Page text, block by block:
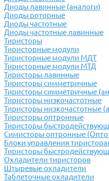
Диоды лавинные (аналоги)
Диоды роторные
Диоды частотные
Диоды частотные лавинные
Тиристоры
Тиристорные модули
Тиристорные модули МДТ
Тиристорные модули МТД
Тиристоры лавинные
Тиристоры симметричные
Тиристоры симметричные
Тиристоры низкочастотные
Тиристоры низкочастотные
Тиристоры оптронные
Тиристоры
Симисторы оптронные
Блоки управления
Тиристоры
Охладители тиристоров
Штыревые охладители
Таблеточные охладители